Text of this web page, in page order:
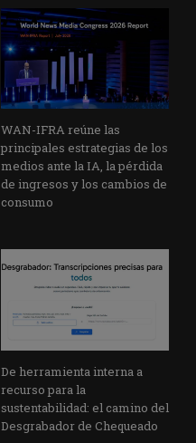
WAN-IFRA reúne las
principales estrategias de los
medios ante la IA, la pérdida
de ingresos y los cambios de
consumo
De herramienta interna a
recurso para la
sustentabilidad: el camino del
Desgrabador de Chequeado